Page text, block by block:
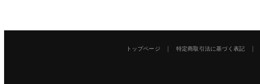
トップページ 特定商取引法に基づく表記